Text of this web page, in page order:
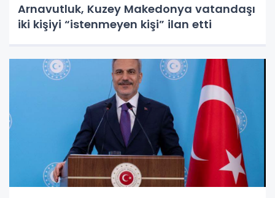
Arnavutluk, Kuzey Makedonya vatandaşı
iki kişiyi “istenmeyen kişi” ilan etti